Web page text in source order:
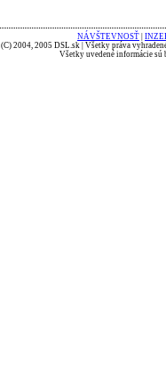
NÁVŠTEVNOSŤ
(C) 2004, 2005 DSL.sk | Všetky práva
Všetky uvedené informácie sú